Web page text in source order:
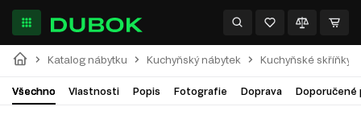
Katalog nábytku Kuchyňský nábytek Kuchyňské skříňky
Všechno Vlastnosti Popis Fotografie Doprava Doporučené